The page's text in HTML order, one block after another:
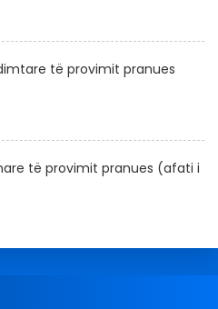
të provimit pranues
të provimit pranues (afati i